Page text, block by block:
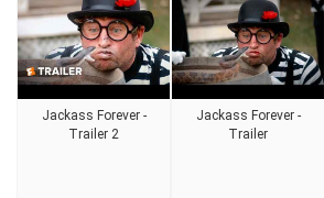
Jackass Forever -
Trailer 2
Jackass Forever -
Trailer